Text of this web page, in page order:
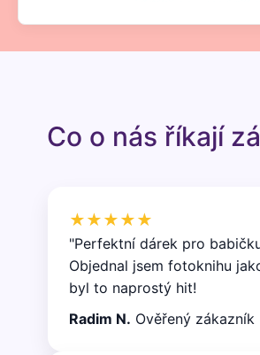
Co o nás říkají
★★★★★
"Perfektní dárek pro
Objednal jsem fotoknihu
byl to naprostý hit!
Radim N. Ověřený zákazník